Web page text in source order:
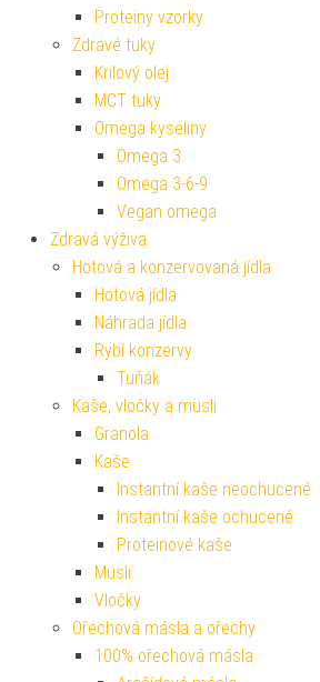
Proteiny vzorky
Zdravé tuky
Krilový olej
MCT tuky
Omega kyseliny
Omega 3
Omega 3-6-9
Vegan omega
Zdravá výživa
Hotová a konzervovaná jídla
Hotová jídla
Náhrada jídla
Rybí konzervy
Tuňák
Kaše, vločky a müsli
Granola
Kaše
Instantní kaše neochucené
Instantní kaše ochucené
Proteinové kaše
Müsli
Vločky
Ořechová másla a ořechy
100% ořechová másla